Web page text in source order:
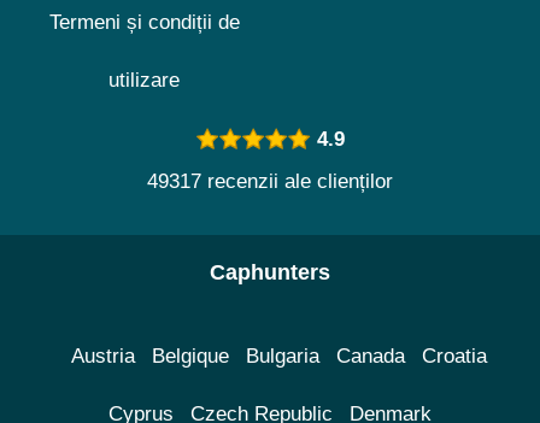
Termeni și condiții de
utilizare
4.9
49317 recenzii ale clienților
Caphunters
Austria Belgique Bulgaria Canada Croatia
Cyprus Czech Republic Denmark